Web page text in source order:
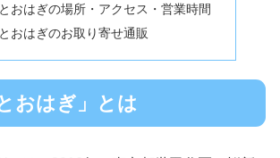
おはぎの場所・アクセス・営業時間
おはぎのお取り寄せ通販
おはぎ」とは